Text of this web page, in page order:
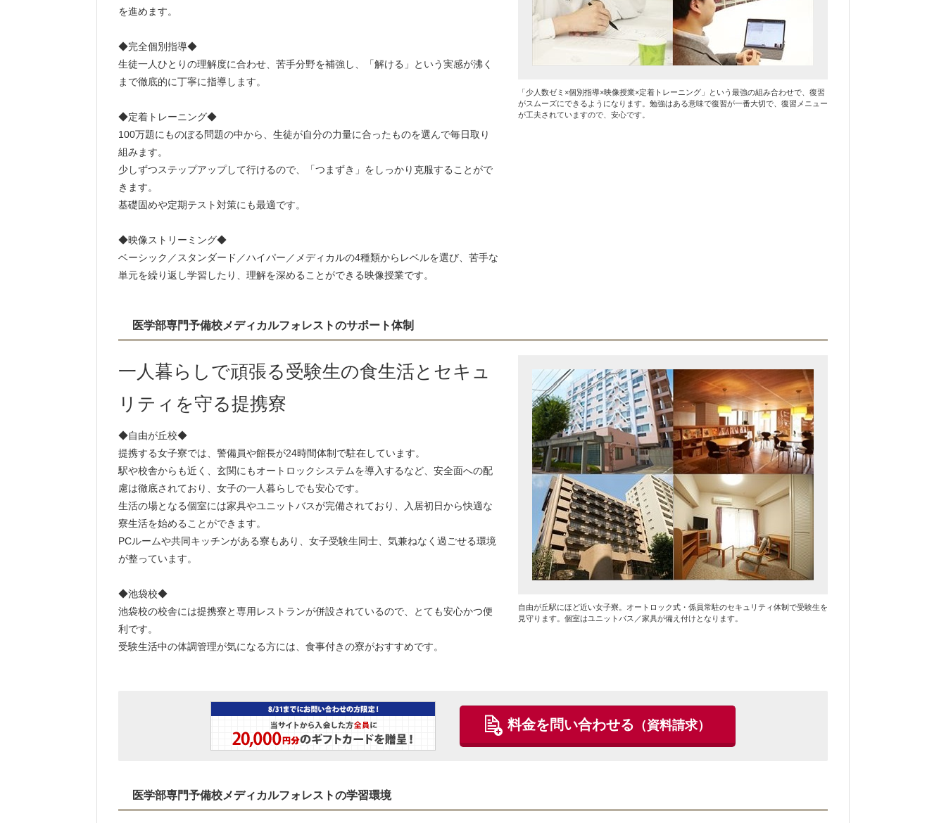
を進めます。
◆完全個別指導◆
生徒一人ひとりの理解度に合わせ、苦手分野を補強し、「解ける」という実感が沸く
まで徹底的に丁寧に指導します。
◆定着トレーニング◆
100万題にものぼる問題の中から、生徒が自分の力量に合ったものを選んで毎日取り
組みます。
少しずつステップアップして行けるので、「つまずき」をしっかり克服することがで
きます。
基礎固めや定期テスト対策にも最適です。
◆映像ストリーミング◆
ベーシック／スタンダード／ハイパー／メディカルの4種類からレベルを選び、苦手な
単元を繰り返し学習したり、理解を深めることができる映像授業です。
「少人数ゼミ×個別指導×映像授業×定着トレーニング」という最強の組み合わせで、復習
がスムーズにできるようになります。勉強はある意味で復習が一番大切で、復習メニュー
が工夫されていますので、安心です。
医学部専門予備校メディカルフォレストのサポート体制
一人暮らしで頑張る受験生の食生活とセキュ
リティを守る提携寮
◆自由が丘校◆
提携する女子寮では、警備員や館長が24時間体制で駐在しています。
駅や校舎からも近く、玄関にもオートロックシステムを導入するなど、安全面への配
慮は徹底されており、女子の一人暮らしでも安心です。
生活の場となる個室には家具やユニットバスが完備されており、入居初日から快適な
寮生活を始めることができます。
PCルームや共同キッチンがある寮もあり、女子受験生同士、気兼ねなく過ごせる環境
が整っています。
◆池袋校◆
池袋校の校舎には提携寮と専用レストランが併設されているので、とても安心かつ便
利です。
受験生活中の体調管理が気になる方には、食事付きの寮がおすすめです。
自由が丘駅にほど近い女子寮。オートロック式・係員常駐のセキュリティ体制で受験生を
見守ります。個室はユニットバス／家具が備え付けとなります。
料金を問い合わせる （資料請求）
医学部専門予備校メディカルフォレストの学習環境